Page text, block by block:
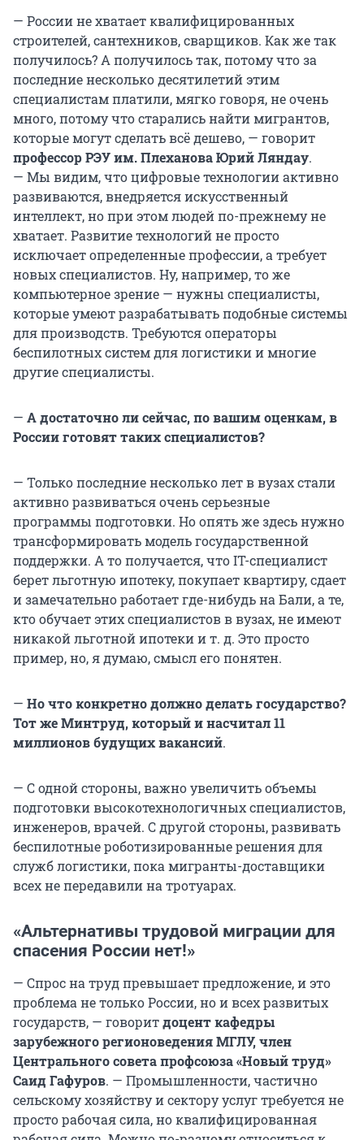
— России не хватает квалифицированных
строителей, сантехников, сварщиков. Как же так
получилось? А получилось так, потому что за
последние несколько десятилетий этим
специалистам платили, мягко говоря, не очень
много, потому что старались найти мигрантов,
которые могут сделать всё дешево, — говорит
профессор РЭУ им. Плеханова Юрий Ляндау.
— Мы видим, что цифровые технологии активно
развиваются, внедряется искусственный
интеллект, но при этом людей по-прежнему не
хватает. Развитие технологий не просто
исключает определенные профессии, а требует
новых специалистов. Ну, например, то же
компьютерное зрение — нужны специалисты,
которые умеют разрабатывать подобные системы
для производств. Требуются операторы
беспилотных систем для логистики и многие
другие специалисты.
— А достаточно ли сейчас, по вашим оценкам, в
России готовят таких специалистов?
— Только последние несколько лет в вузах стали
активно развиваться очень серьезные
программы подготовки. Но опять же здесь нужно
трансформировать модель государственной
поддержки. А то получается, что IT-специалист
берет льготную ипотеку, покупает квартиру, сдает
и замечательно работает где-нибудь на Бали, а те,
кто обучает этих специалистов в вузах, не имеют
никакой льготной ипотеки и т. д. Это просто
пример, но, я думаю, смысл его понятен.
— Но что конкретно должно делать государство?
Тот же Минтруд, который и насчитал 11
миллионов будущих вакансий.
— С одной стороны, важно увеличить объемы
подготовки высокотехнологичных специалистов,
инженеров, врачей. С другой стороны, развивать
беспилотные роботизированные решения для
служб логистики, пока мигранты-доставщики
всех не передавили на тротуарах.
«Альтернативы трудовой миграции для
спасения России нет!»
— Спрос на труд превышает предложение, и это
проблема не только России, но и всех развитых
государств, — говоритдоцент кафедры
зарубежного регионоведения МГЛУ, член
Центрального совета профсоюза «Новый труд»
Саид Гафуров. — Промышленности, частично
сельскому хозяйству и сектору услуг требуется не
просто рабочая сила, но квалифицированная